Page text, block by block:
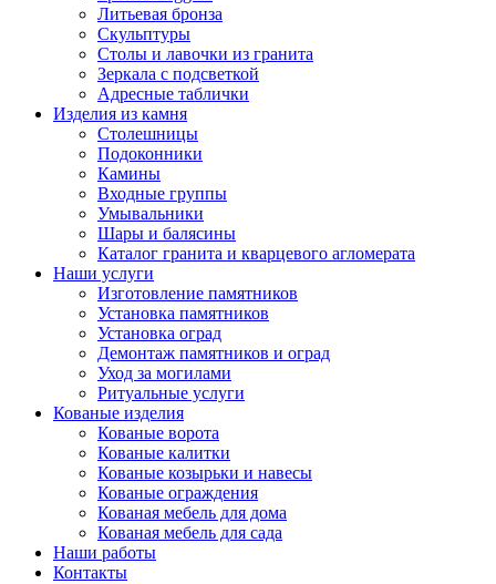
Литьевая бронза
Скульптуры
Столы и лавочки из гранита
Зеркала с подсветкой
Адресные таблички
Изделия из камня
Столешницы
Подоконники
Камины
Входные группы
Умывальники
Шары и балясины
Каталог гранита и кварцевого агломерата
Наши услуги
Изготовление памятников
Установка памятников
Установка оград
Демонтаж памятников и оград
Уход за могилами
Ритуальные услуги
Кованые изделия
Кованые ворота
Кованые калитки
Кованые козырьки и навесы
Кованые ограждения
Кованая мебель для дома
Кованая мебель для сада
Наши работы
Контакты